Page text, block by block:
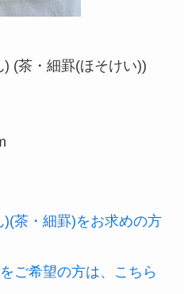
(茶・細罫(ほそけい))
茶・細罫)をお求めの方
ご希望の方は、こちら